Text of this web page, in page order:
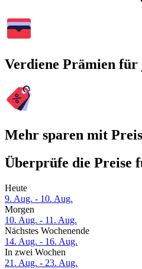
Verdiene Prämien für
Mehr sparen mit
Überprüfe die Preise
Heute
9. Aug. - 10. Aug.
Morgen
10. Aug. - 11. Aug.
Nächstes Wochenende
14. Aug. - 16. Aug.
In zwei Wochen
21. Aug. - 23. Aug.